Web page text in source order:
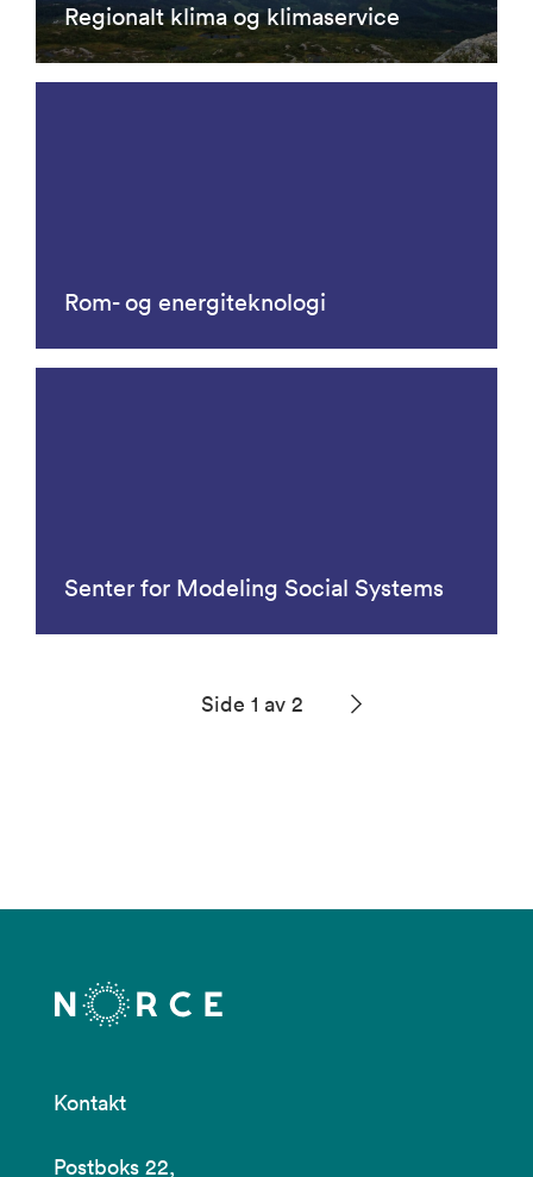
Regionalt klima og klimaservice
Rom- og energiteknologi
Senter for Modeling Social Systems
Side 1 av 2
Kontakt
Postboks 22,